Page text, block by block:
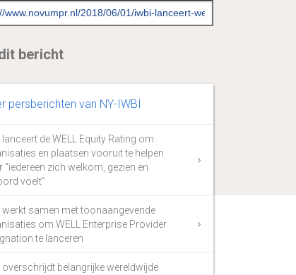
bericht
persberichten van NY-IWBI
lanceert de WELL Equity Rating om
en plaatsen vooruit te helpen
“iedereen zich welkom, gezien en
voelt”
werkt samen met toonaangevende
om WELL Enterprise Provider
te lanceren
overschrijdt belangrijke wereldwijde